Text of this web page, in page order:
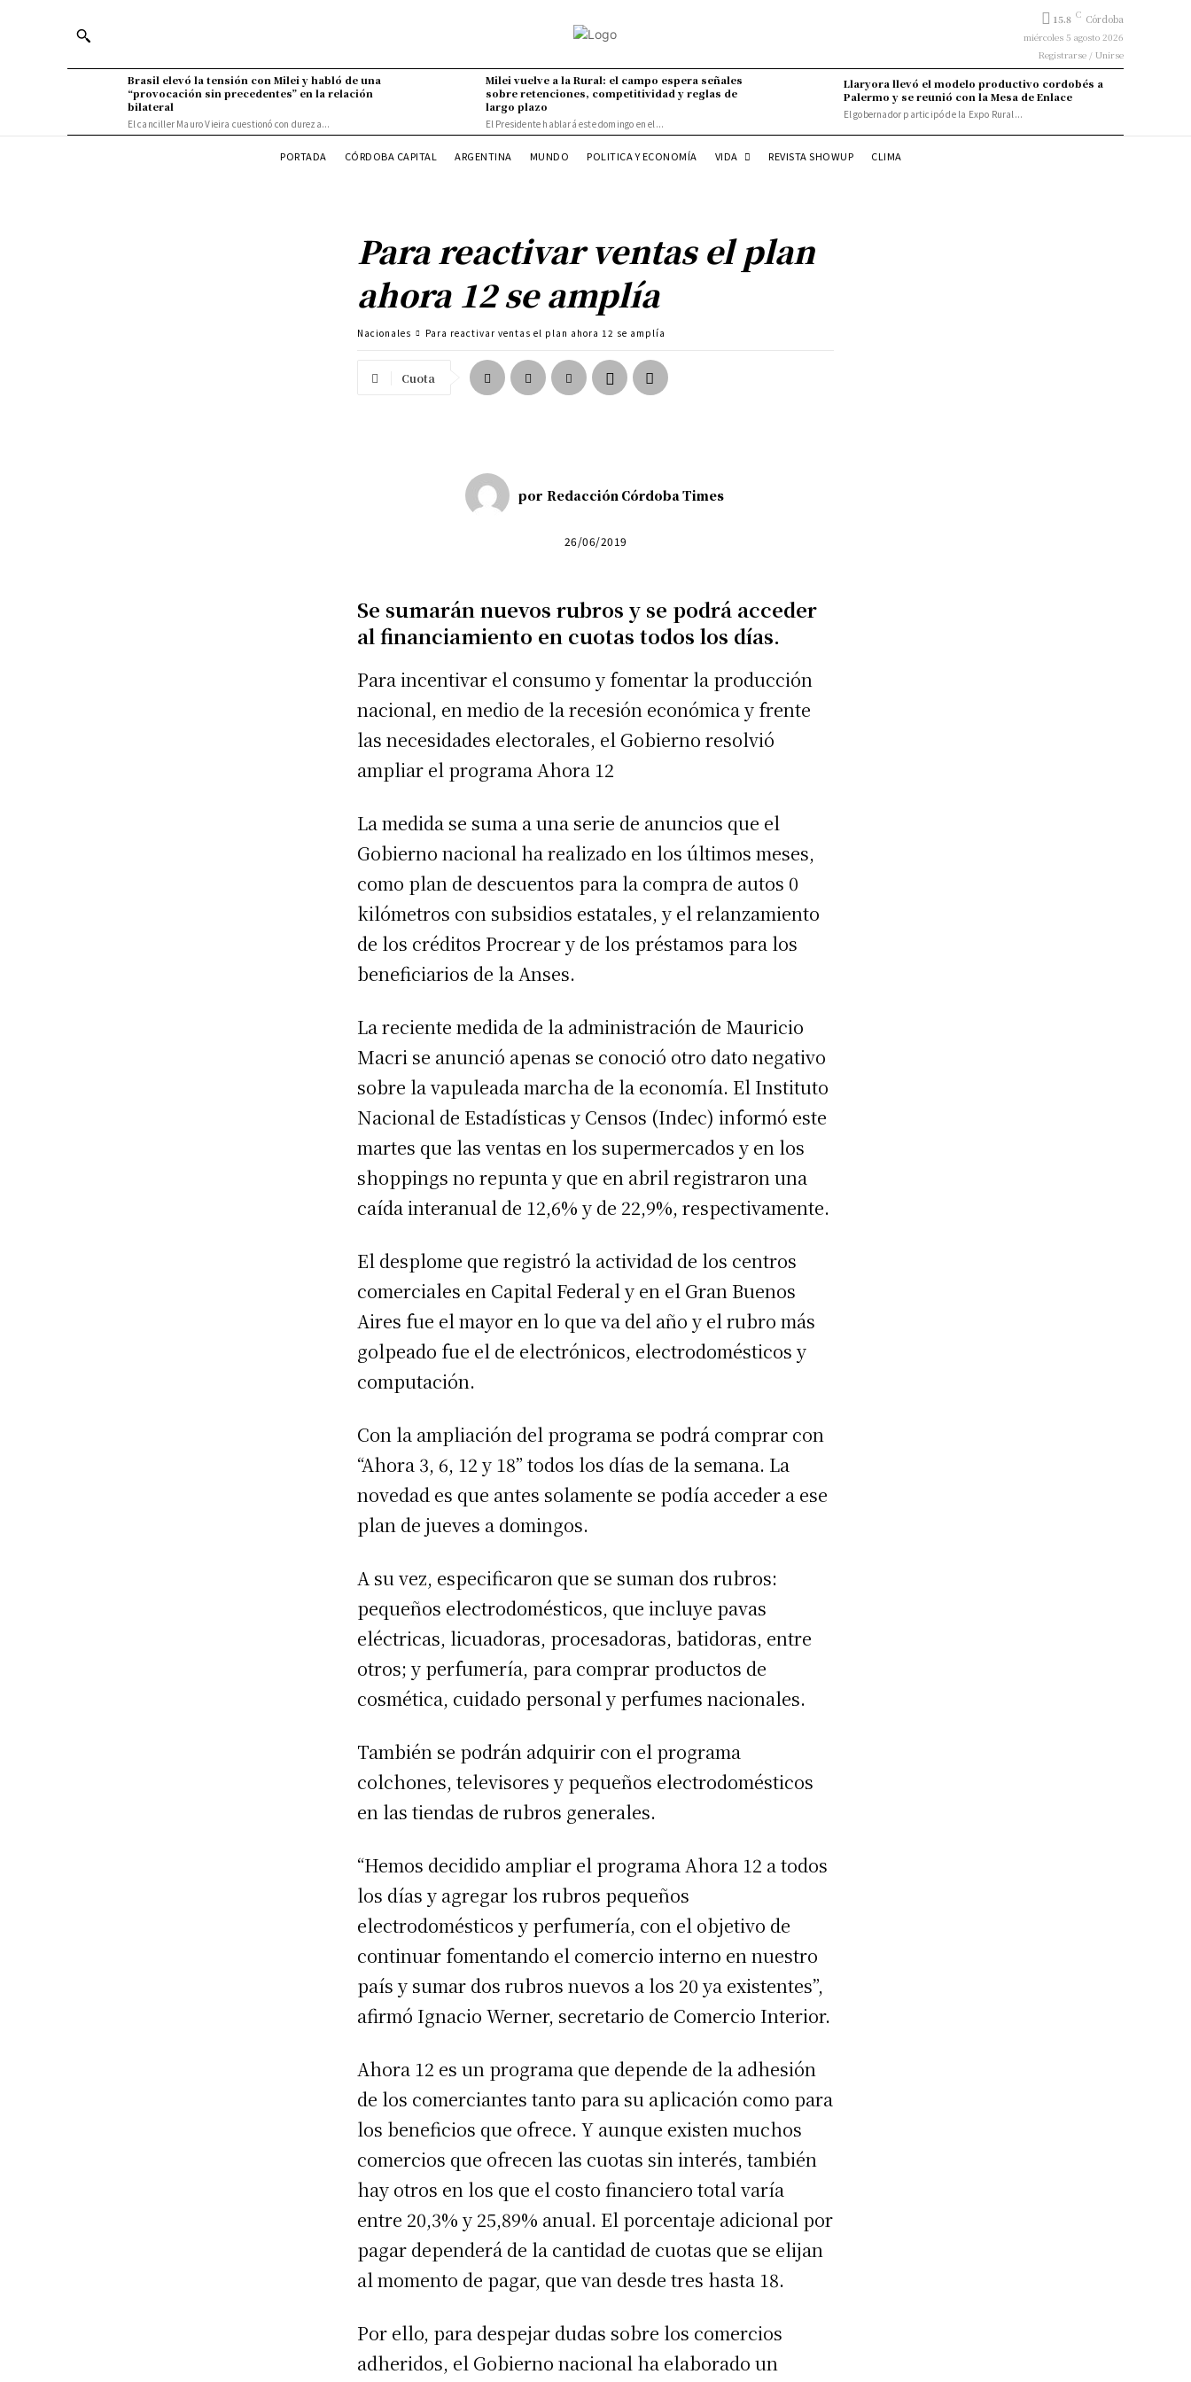
15.8 C Córdoba
miércoles 5 agosto 2026
Registrarse / Unirse
Brasil elevó la tensión con Milei y habló de una
“provocación sin precedentes” en la relación
bilateral
El canciller Mauro Vieira cuestionó con dureza...
Milei vuelve a la Rural: el campo espera señales
sobre retenciones, competitividad y reglas de
largo plazo
El Presidente hablará este domingo en el...
Llaryora llevó el modelo productivo cordobés a
Palermo y se reunió con la Mesa de Enlace
El gobernador participó de la Expo Rural...
PORTADA CÓRDOBA CAPITAL ARGENTINA MUNDO POLITICA Y ECONOMÍA VIDA REVISTA SHOWUP CLIMA
Para reactivar ventas el plan
ahora 12 se amplía
Nacionales Para reactivar ventas el plan ahora 12 se amplía
Cuota
por Redacción Córdoba Times
26/06/2019
Se sumarán nuevos rubros y se podrá acceder
al financiamiento en cuotas todos los días.
Para incentivar el consumo y fomentar la producción
nacional, en medio de la recesión económica y frente
las necesidades electorales, el Gobierno resolvió
ampliar el programa Ahora 12
La medida se suma a una serie de anuncios que el
Gobierno nacional ha realizado en los últimos meses,
como plan de descuentos para la compra de autos 0
kilómetros con subsidios estatales, y el relanzamiento
de los créditos Procrear y de los préstamos para los
beneficiarios de la Anses.
La reciente medida de la administración de Mauricio
Macri se anunció apenas se conoció otro dato negativo
sobre la vapuleada marcha de la economía. El Instituto
Nacional de Estadísticas y Censos (Indec) informó este
martes que las ventas en los supermercados y en los
shoppings no repunta y que en abril registraron una
caída interanual de 12,6% y de 22,9%, respectivamente.
El desplome que registró la actividad de los centros
comerciales en Capital Federal y en el Gran Buenos
Aires fue el mayor en lo que va del año y el rubro más
golpeado fue el de electrónicos, electrodomésticos y
computación.
Con la ampliación del programa se podrá comprar con
“Ahora 3, 6, 12 y 18” todos los días de la semana. La
novedad es que antes solamente se podía acceder a ese
plan de jueves a domingos.
A su vez, especificaron que se suman dos rubros:
pequeños electrodomésticos, que incluye pavas
eléctricas, licuadoras, procesadoras, batidoras, entre
otros; y perfumería, para comprar productos de
cosmética, cuidado personal y perfumes nacionales.
También se podrán adquirir con el programa
colchones, televisores y pequeños electrodomésticos
en las tiendas de rubros generales.
“Hemos decidido ampliar el programa Ahora 12 a todos
los días y agregar los rubros pequeños
electrodomésticos y perfumería, con el objetivo de
continuar fomentando el comercio interno en nuestro
país y sumar dos rubros nuevos a los 20 ya existentes”,
afirmó Ignacio Werner, secretario de Comercio Interior.
Ahora 12 es un programa que depende de la adhesión
de los comerciantes tanto para su aplicación como para
los beneficios que ofrece. Y aunque existen muchos
comercios que ofrecen las cuotas sin interés, también
hay otros en los que el costo financiero total varía
entre 20,3% y 25,89% anual. El porcentaje adicional por
pagar dependerá de la cantidad de cuotas que se elijan
al momento de pagar, que van desde tres hasta 18.
Por ello, para despejar dudas sobre los comercios
adheridos, el Gobierno nacional ha elaborado un